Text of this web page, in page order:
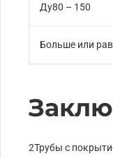
Ду80 – 150
Больше или
2Трубы с